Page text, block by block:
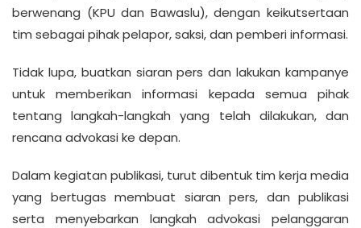
berwenang (KPU dan Bawaslu), dengan keikutsertaan
tim sebagai pihak pelapor, saksi, dan pemberi informasi.
Tidak lupa, buatkan siaran pers dan lakukan kampanye
untuk memberikan informasi kepada semua pihak
tentang langkah-langkah yang telah dilakukan, dan
rencana advokasi ke depan.
Dalam kegiatan publikasi, turut dibentuk tim kerja media
yang bertugas membuat siaran pers, dan publikasi
serta menyebarkan langkah advokasi pelanggaran